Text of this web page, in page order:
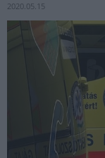
2020.05.15